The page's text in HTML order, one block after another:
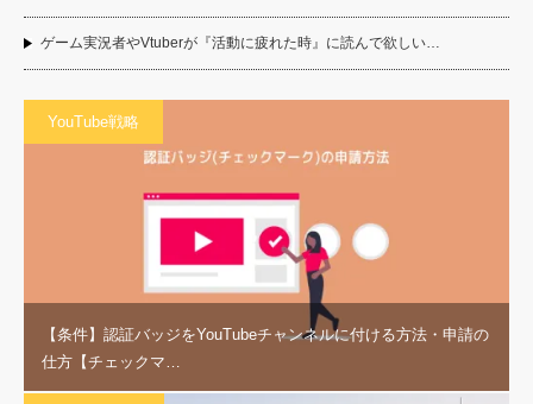
ゲーム実況者やVtuberが『活動に疲れた時』に読んで欲しい…
YouTube戦略
【条件】認証バッジをYouTubeチャンネルに付ける方法・申請の
仕方【チェックマ…